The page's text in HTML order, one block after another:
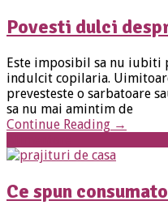
Povesti dulci
Este imposibil sa nu iubiti
indulcit copilaria.
prevesteste o sarbatoare
sa nu mai amintim de
Continue Reading →
Ce spun